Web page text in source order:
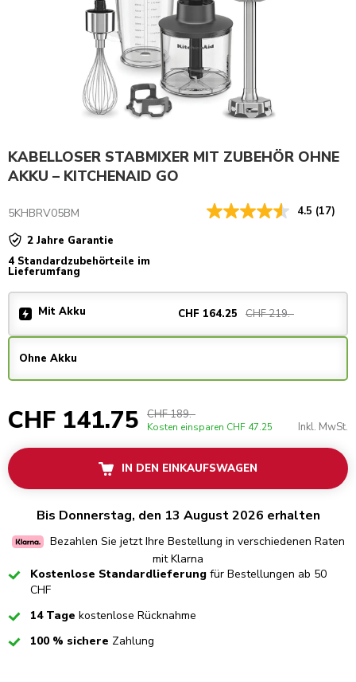
KABELLOSER STABMIXER MIT ZUBEHÖR OHNE
AKKU – KITCHENAID GO
5KHBRV05BM 4.5 (17)
2 Jahre Garantie
4 Standardzubehörteile im
Lieferumfang
Mit Akku CHF 164.25 CHF 219.-
Ohne Akku
CHF 141.75 CHF 189.-
Kosten einsparen CHF 47.25 Inkl. MwSt.
IN DEN EINKAUFSWAGEN
Bis Donnerstag, den 13 August 2026 erhalten
Bezahlen Sie jetzt Ihre Bestellung in verschiedenen Raten
mit Klarna
CheckedKostenlose Standardlieferung für Bestellungen ab 50
CHF
Checked14 Tage kostenlose Rücknahme
Checked100 % sichere Zahlung